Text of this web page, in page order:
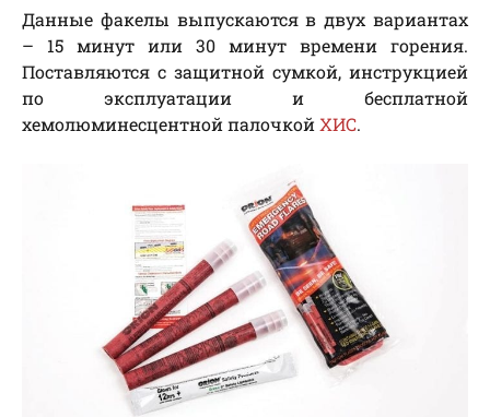
Данные факелы выпускаются в двух вариантах
– 15 минут или 30 минут времени горения.
Поставляются с защитной сумкой, инструкцией
по эксплуатации и бесплатной
хемолюминесцентной палочкойХИС.